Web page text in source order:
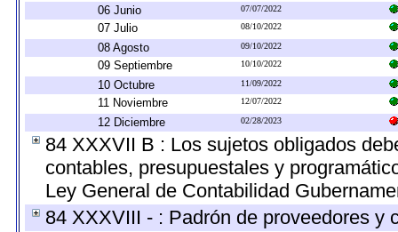
06 Junio 07/07/2022
07 Julio 08/10/2022
08 Agosto 09/10/2022
09 Septiembre 10/10/2022
10 Octubre 11/09/2022
11 Noviembre 12/07/2022
12 Diciembre 02/28/2023
84 XXXVII B : Los sujetos obligados
contables, presupuestales y
Ley General de Contabilidad
84 XXXVIII - : Padrón de proveedores y